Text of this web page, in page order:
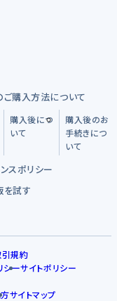
ご購入方法について
購入後につ
いて
購入後のお
手続きにつ
いて
スポリシー
を試す
規約
シーサイトポリシー
サイトマップ